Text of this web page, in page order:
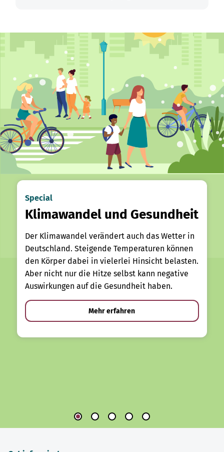
Special
Klimawandel und Gesundheit
Der Klimawandel verändert auch das Wetter in
Deutschland. Steigende Temperaturen können
den Körper dabei in vielerlei Hinsicht belasten.
Aber nicht nur die Hitze selbst kann negative
Auswirkungen auf die Gesundheit haben.
Mehr erfahren